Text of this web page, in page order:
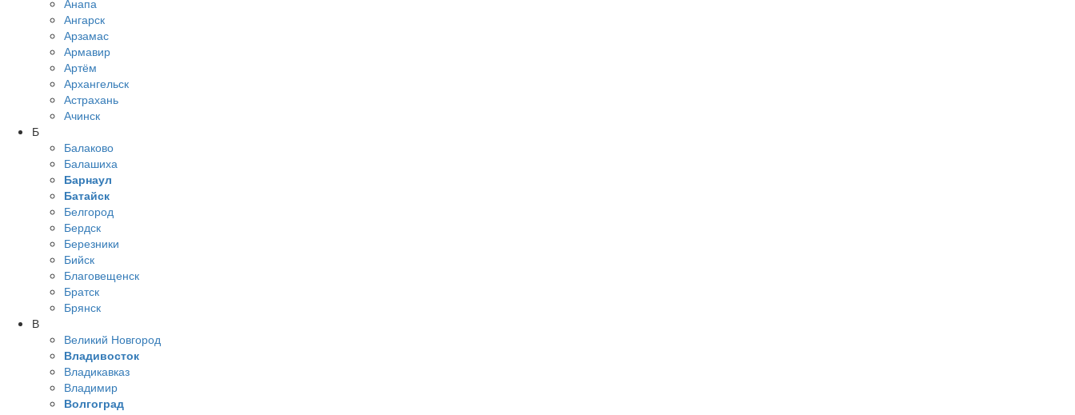
Ангарск
Арзамас
Армавир
Артём
Архангельск
Астрахань
Ачинск
Б
Балаково
Балашиха
Барнаул
Батайск
Белгород
Бердск
Березники
Бийск
Благовещенск
Братск
Брянск
В
Великий Новгород
Владивосток
Владикавказ
Владимир
Волгоград